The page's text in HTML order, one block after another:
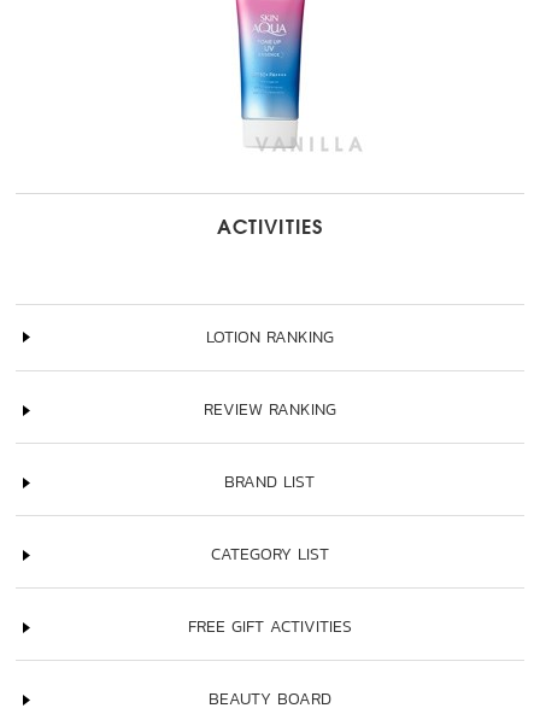
ACTIVITIES
LOTION RANKING
REVIEW RANKING
BRAND LIST
CATEGORY LIST
FREE GIFT ACTIVITIES
BEAUTY BOARD